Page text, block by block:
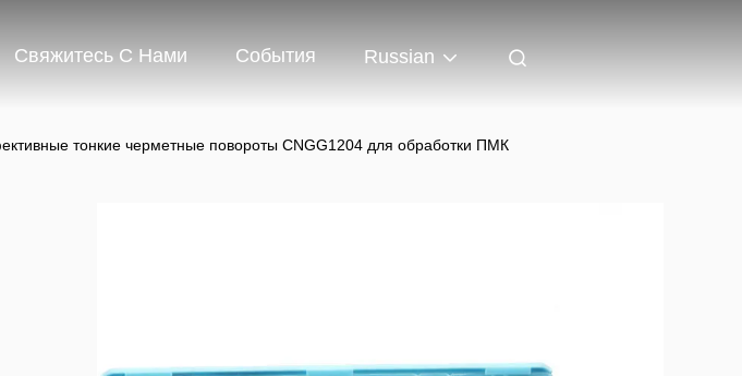
Свяжитесь С Нами События Russian
тонкие черметные повороты CNGG1204 для обработки ПМК